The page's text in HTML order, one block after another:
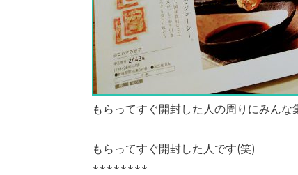
もらってすぐ開封した人の周りにみんな
もらってすぐ開封した人です(笑)
↓↓↓↓↓↓↓↓